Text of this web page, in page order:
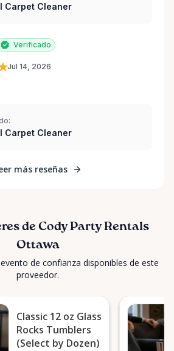
Carpet Cleaner
Verificado
Jul 14, 2026
Carpet Cleaner
más reseñas
de Cody Party Rentals
Ottawa
de confianza disponibles de este
proveedor.
Classic 12 oz Glass
Rocks Tumblers
(Select by Dozen)